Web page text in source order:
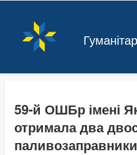
59-й ОШБр імені
отримала два
паливозаправники